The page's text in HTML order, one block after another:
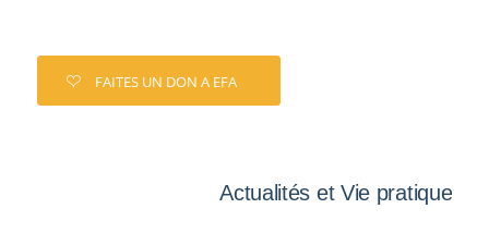
FAITES UN DON A EFA
Actualités et Vie pratique